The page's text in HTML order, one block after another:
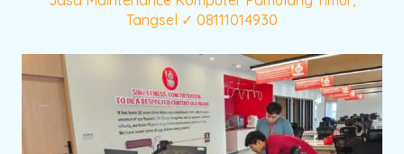
Tangsel ✓ 08111014930